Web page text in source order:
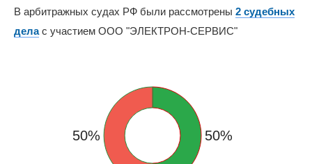
В арбитражных судах РФ были рассмотрены 2 судебных
делас участием ООО "ЭЛЕКТРОН-СЕРВИС"
50%
50%